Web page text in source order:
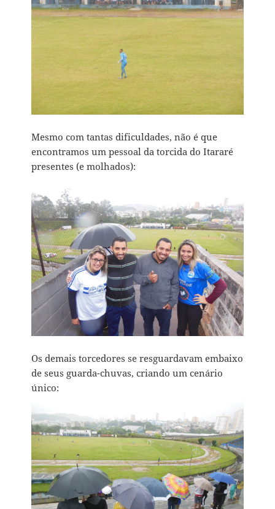
Mesmo com tantas dificuldades, não é que
encontramos um pessoal da torcida do Itararé
presentes (e molhados):
Os demais torcedores se resguardavam embaixo
de seus guarda-chuvas, criando um cenário
único: